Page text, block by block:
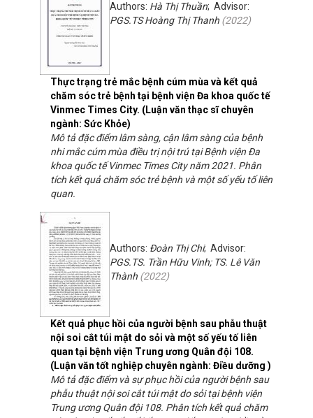
Thực trạng trẻ mắc bệnh cúm mùa và kết quả
chăm sóc trẻ bệnh tại bệnh viện Đa khoa quốc tế
Vinmec Times City. (Luận văn thạc sĩ chuyên
ngành: Sức Khỏe)
Authors: Hà Thị Thuần; Advisor:
PGS.TS Hoàng Thị Thanh (2022)
Mô tả đặc điểm lâm sàng, cận lâm sàng của bệnh
nhi mắc cúm mùa điều trị nội trú tại Bệnh viện Đa
khoa quốc tế Vinmec Times City năm 2021. Phân
tích kết quả chăm sóc trẻ bệnh và một số yếu tố liên
quan.
Kết quả phục hồi của người bệnh sau phẫu thuật
nội soi cắt túi mật do sỏi và một số yếu tố liên
quan tại bệnh viện Trung ương Quân đội 108.
(Luận văn tốt nghiệp chuyên ngành: Điều dưỡng )
Authors: Đoàn Thị Chi; Advisor:
PGS.TS. Trần Hữu Vinh; TS. Lê Văn
Thành (2022)
Mô tả đặc điểm và sự phục hồi của người bệnh sau
phẫu thuật nội soi cắt túi mật do sỏi tại bệnh viện
Trung ương Quân đội 108. Phân tích kết quả chăm